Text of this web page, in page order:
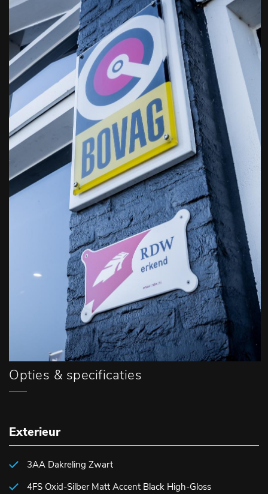
Opties & specificaties
Exterieur
3AA Dakreling Zwart
4FS Oxid-Silber Matt Accent Black High-Gloss